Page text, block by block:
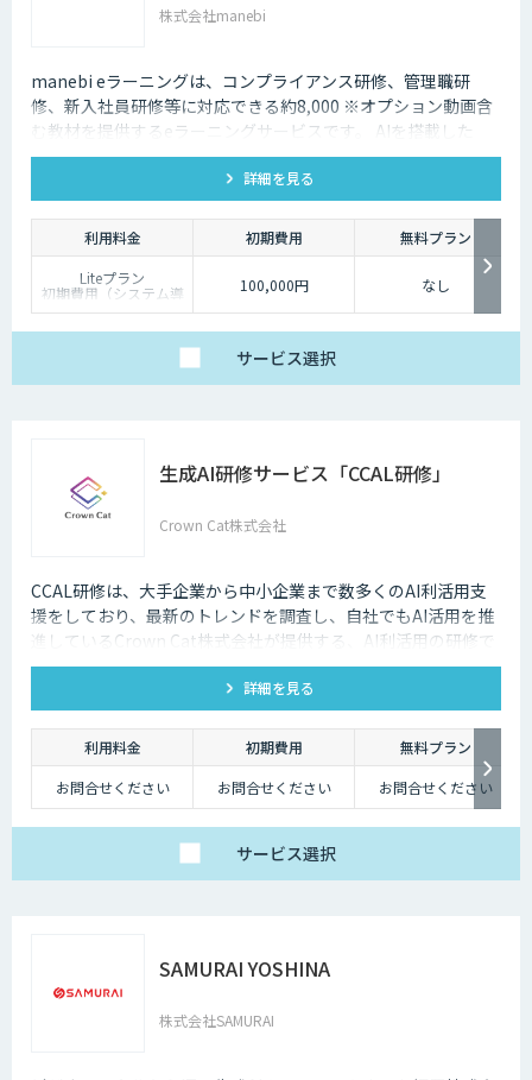
株式会社manebi
manebi eラーニングは、コンプライアンス研修、管理職研
修、新入社員研修等に対応できる約8,000 ※オプション動画含
む教材を提供するeラーニングサービスです。 AIを搭載した
LMSが、ジャンルや研修時間などに応じて最適なプログラムを
自動構築。カリキュラム設計にかかる工数を大幅に削減できま
す。
詳細を見る
利用料金 初期費用
無料プラン
Liteプラン
初期費用（システム導
入費用）：100,000円
Standardプラン
100,000円 なし
サービス選択
生成AI研修サービス「CCAL研修」
Crown Cat株式会社
CCAL研修は、大手企業から中小企業まで数多くのAI利活用支
援をしており、最新のトレンドを調査し、自社でもAI活用を推
進しているCrown Cat株式会社が提供する、AI利活用の研修で
す。 AI活用がうまくいかない企業、いく企業の傾向を知ってい
るからこそ、活用促進に繋がる研修を提供していることが特徴
です。
詳細を見る
利用料金 初期費用
無料プラン
お問合せください
お問合せください お問合せください
サービス選択
SAMURAI YOSHINA
株式会社SAMURAI